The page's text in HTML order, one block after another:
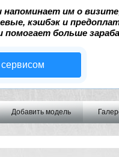
напоминает им о
кэшбэк и
помогает больше
сервисом
Добавить модель